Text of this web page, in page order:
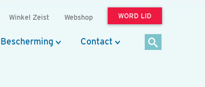
Winkel Zeist Webshop WORD LID
Bescherming Contact